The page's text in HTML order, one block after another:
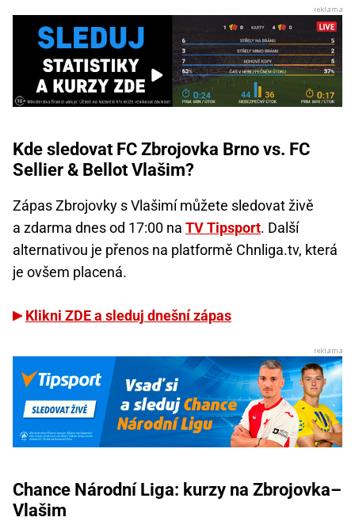
Kde sledovat FC Zbrojovka Brno vs. FC
Sellier & Bellot Vlašim?
Zápas Zbrojovky s Vlašimí můžete sledovat živě
a zdarma dnes od 17:00 na TV Tipsport. Další
alternativou je přenos na platformě Chnliga.tv, která
je ovšem placená.
Klikni ZDE a sleduj dnešní zápas
Chance Národní Liga: kurzy na Zbrojovka–
Vlašim